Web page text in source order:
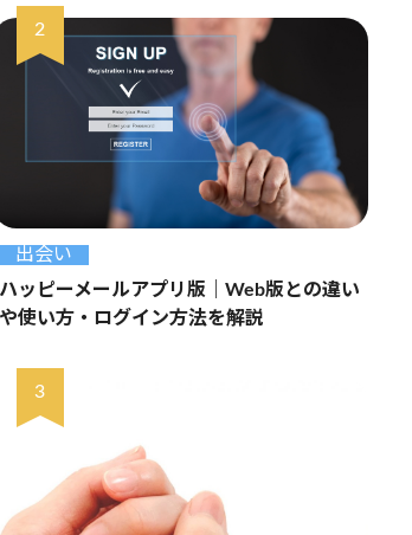
出会い
ハッピーメールアプリ版｜Web版との違い
や使い方・ログイン方法を解説